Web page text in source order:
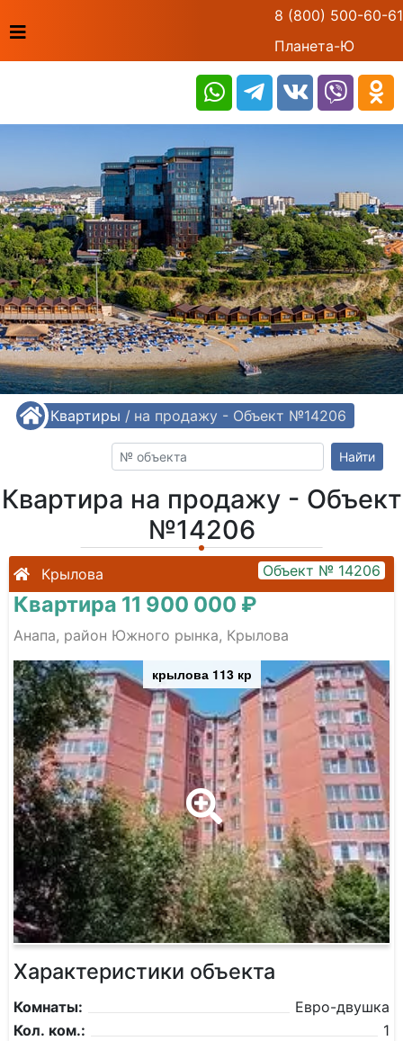
8 (800) 500-60-61
Планета-Ю
/ Квартиры /
Квартира на продажу - Объект №14206
Найти
Квартира на продажу - Объект
№14206
Крылова Объект № 14206
Квартира 11 900 000 ₽
Анапа, район Южного рынка, Крылова
крылова 113 кр
Характеристики объекта
Комнаты:
Евро-двушка
Кол. ком.:
1